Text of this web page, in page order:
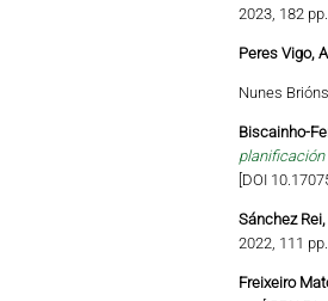
2023, 182
Peres Vigo,
Nunes
Biscainho-
planificación
[DOI
Sánchez
2022, 111
Freixeiro